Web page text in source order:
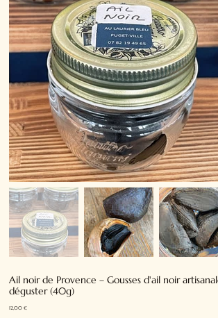
Ail noir de Provence – Gousses d'ail noir
déguster (40g)
Prix
12,00 €